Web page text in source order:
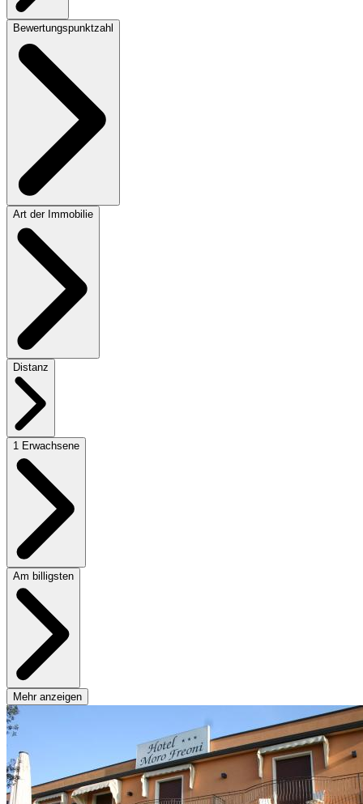
Bewertungspunktzahl
Art der Immobilie
Distanz
1 Erwachsene
Am billigsten
Mehr anzeigen